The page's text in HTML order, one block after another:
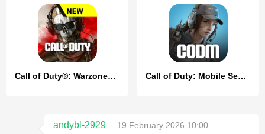
Call of Duty®: Warzone™ Mobile Call of Duty: Mobile Season 4
andybl-2929
19 February 2026 10:00